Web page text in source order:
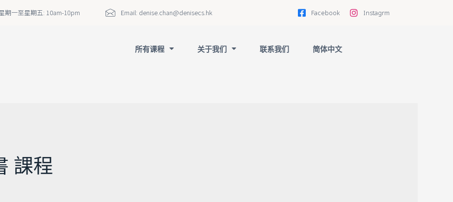
期一至星期五: 10am-10pm Email: denise.chan@denisecs.hk Facebook Instagrm
所有课程 关于我们 联系我们 简体中文
課程